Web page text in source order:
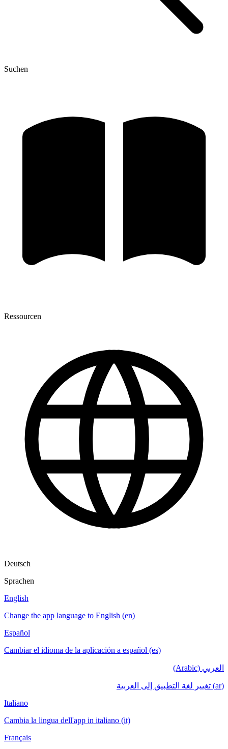
Suchen
Ressourcen
Deutsch
Sprachen
English
Change the app language to English (en)
Español
Cambiar el idioma de la aplicación a español (es)
العربي (Arabic)
(ar) تغيير لغة التطبيق إلى العربية
Italiano
Cambia la lingua dell'app in italiano (it)
Français